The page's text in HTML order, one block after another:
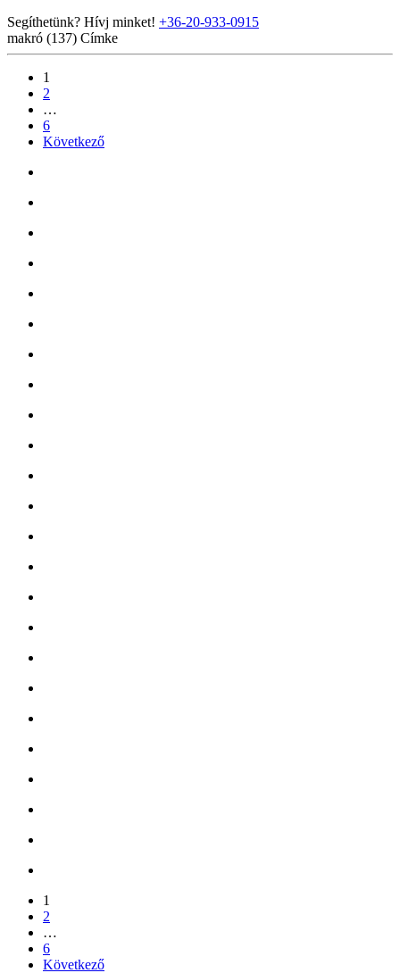
Segíthetünk? Hívj minket! +36-20-933-0915
makró (137) Címke
1
2
…
6
Következő
1
2
…
6
Következő